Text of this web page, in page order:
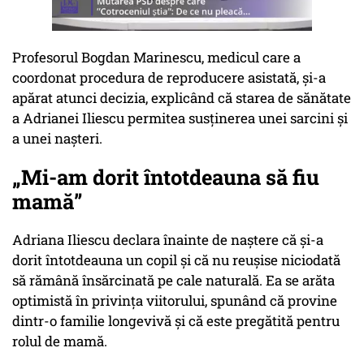
Profesorul Bogdan Marinescu, medicul care a
coordonat procedura de reproducere asistată, și-a
apărat atunci decizia, explicând că starea de sănătate
a Adrianei Iliescu permitea susținerea unei sarcini și
a unei nașteri.
„Mi-am dorit întotdeauna să fiu
mamă”
Adriana Iliescu declara înainte de naștere că și-a
dorit întotdeauna un copil și că nu reușise niciodată
să rămână însărcinată pe cale naturală. Ea se arăta
optimistă în privința viitorului, spunând că provine
dintr-o familie longevivă și că este pregătită pentru
rolul de mamă.